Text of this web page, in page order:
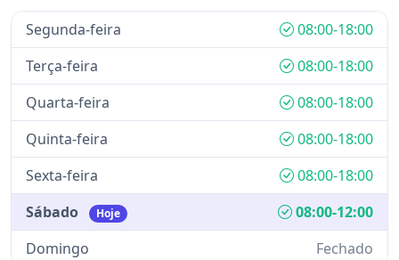
Segunda-feira
08:00-18:00
Terça-feira
08:00-18:00
Quarta-feira
08:00-18:00
Quinta-feira
08:00-18:00
Sexta-feira
08:00-18:00
Sábado
Hoje
08:00-12:00
Domingo
Fechado